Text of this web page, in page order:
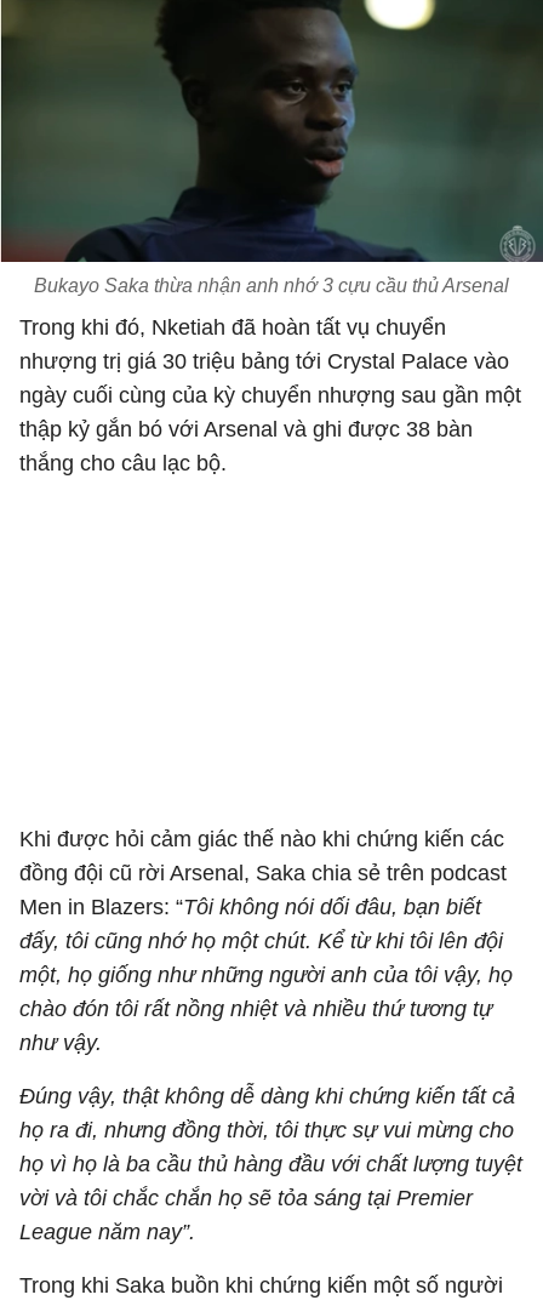
Bukayo Saka thừa nhận anh nhớ 3 cựu cầu thủ Arsenal
Trong khi đó, Nketiah đã hoàn tất vụ chuyển
nhượng trị giá 30 triệu bảng tới Crystal Palace vào
ngày cuối cùng của kỳ chuyển nhượng sau gần một
thập kỷ gắn bó với Arsenal và ghi được 38 bàn
thắng cho câu lạc bộ.
Khi được hỏi cảm giác thế nào khi chứng kiến các
đồng đội cũ rời Arsenal, Saka chia sẻ trên podcast
Men in Blazers: “Tôi không nói dối đâu, bạn biết
đấy, tôi cũng nhớ họ một chút. Kể từ khi tôi lên đội
một, họ giống như những người anh của tôi vậy, họ
chào đón tôi rất nồng nhiệt và nhiều thứ tương tự
như vậy.
Đúng vậy, thật không dễ dàng khi chứng kiến tất cả
họ ra đi, nhưng đồng thời, tôi thực sự vui mừng cho
họ vì họ là ba cầu thủ hàng đầu với chất lượng tuyệt
vời và tôi chắc chắn họ sẽ tỏa sáng tại Premier
League năm nay”.
Trong khi Saka buồn khi chứng kiến một số người